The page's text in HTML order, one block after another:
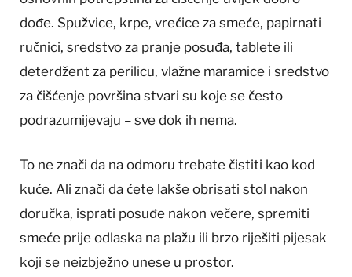
dođe. Spužvice, krpe, vrećice za smeće, papirnati
ručnici, sredstvo za pranje posuđa, tablete ili
deterdžent za perilicu, vlažne maramice i sredstvo
za čišćenje površina stvari su koje se često
podrazumijevaju – sve dok ih nema.
To ne znači da na odmoru trebate čistiti kao kod
kuće. Ali znači da ćete lakše obrisati stol nakon
doručka, isprati posuđe nakon večere, spremiti
smeće prije odlaska na plažu ili brzo riješiti pijesak
koji se neizbježno unese u prostor.